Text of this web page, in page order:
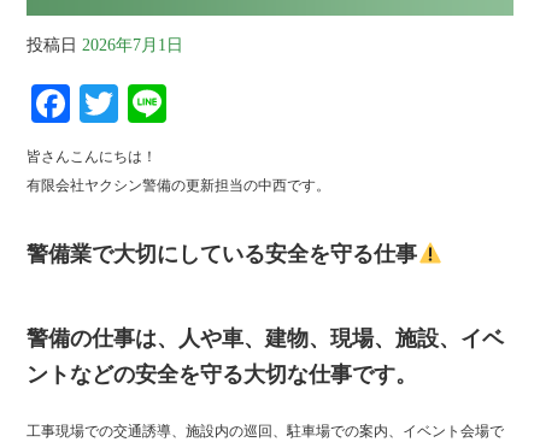
投稿日 2026年7月1日
Fa
ce
bo
T
wi
tte
皆さんこんにちは！
有限会社ヤクシン警備の更新担当の中西です。
警備業で大切にしている安全を守る仕事
警備の仕事は、人や車、建物、現場、施設、イベ
ントなどの安全を守る大切な仕事です。
工事現場での交通誘導、施設内の巡回、駐車場での案内、イベント会場で